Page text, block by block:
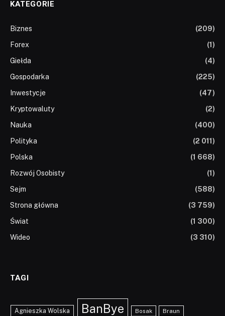
KATEGORIE
Biznes
(209)
Forex
(1)
Giełda
(4)
Gospodarka
(225)
Inwestycje
(47)
Kryptowaluty
(2)
Nauka
(400)
Polityka
(2 011)
Polska
(1 668)
Rozwój Osobisty
(1)
Sejm
(588)
Strona główna
(3 759)
Świat
(1 300)
Wideo
(3 310)
TAGI
Agnieszka Wolska BanBye Bosak Braun